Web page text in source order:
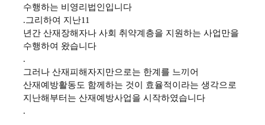
수행하는 비영리법인입니다
.그리하여 지난11
년간 산재장해자나 사회 취약계층을 지원하는 사업만을
수행하여 왔습니다
.
그러나 산재피해자지만으로는 한계를 느끼어
산재예방활동도 함께하는 것이 효율적이라는 생각으로
지난해부터는 산재예방사업을 시작하였습니다
.